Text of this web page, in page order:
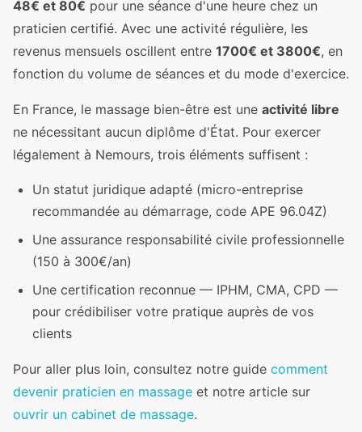
48€ et 80€ pour une séance d'une heure chez un
praticien certifié. Avec une activité régulière, les
revenus mensuels oscillent entre 1700€ et 3800€, en
fonction du volume de séances et du mode d'exercice.
En France, le massage bien-être est une activité libre
ne nécessitant aucun diplôme d'État. Pour exercer
légalement à Nemours, trois éléments suffisent :
Un statut juridique adapté (micro-entreprise
recommandée au démarrage, code APE 96.04Z)
Une assurance responsabilité civile professionnelle
(150 à 300€/an)
Une certification reconnue — IPHM, CMA, CPD —
pour crédibiliser votre pratique auprès de vos
clients
Pour aller plus loin, consultez notre guide comment
devenir praticien en massage et notre article sur
ouvrir un cabinet de massage.